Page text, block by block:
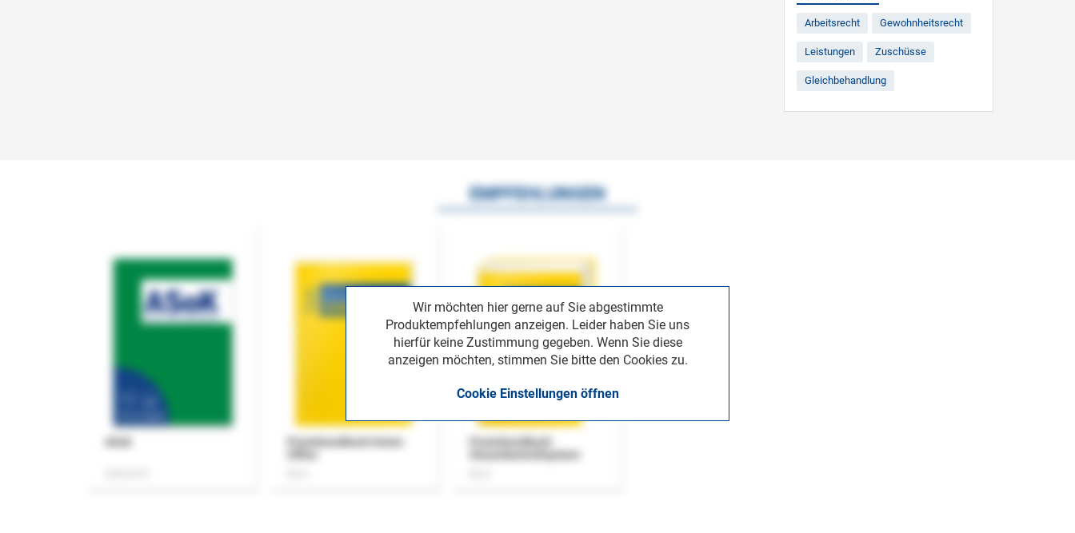
Arbeitsrecht Gewohnheitsrecht
Leistungen Zuschüsse
Gleichbehandlung
Wir möchten hier gerne auf Sie abgestimmte
Produktempfehlungen anzeigen. Leider haben Sie uns
hierfür keine Zustimmung gegeben. Wenn Sie diese
anzeigen möchten, stimmen Sie bitte den Cookies zu.
Cookie Einstellungen öffnen
EMPFEHLUNGEN
Praxishandbuch Home-
Praxishandbuch